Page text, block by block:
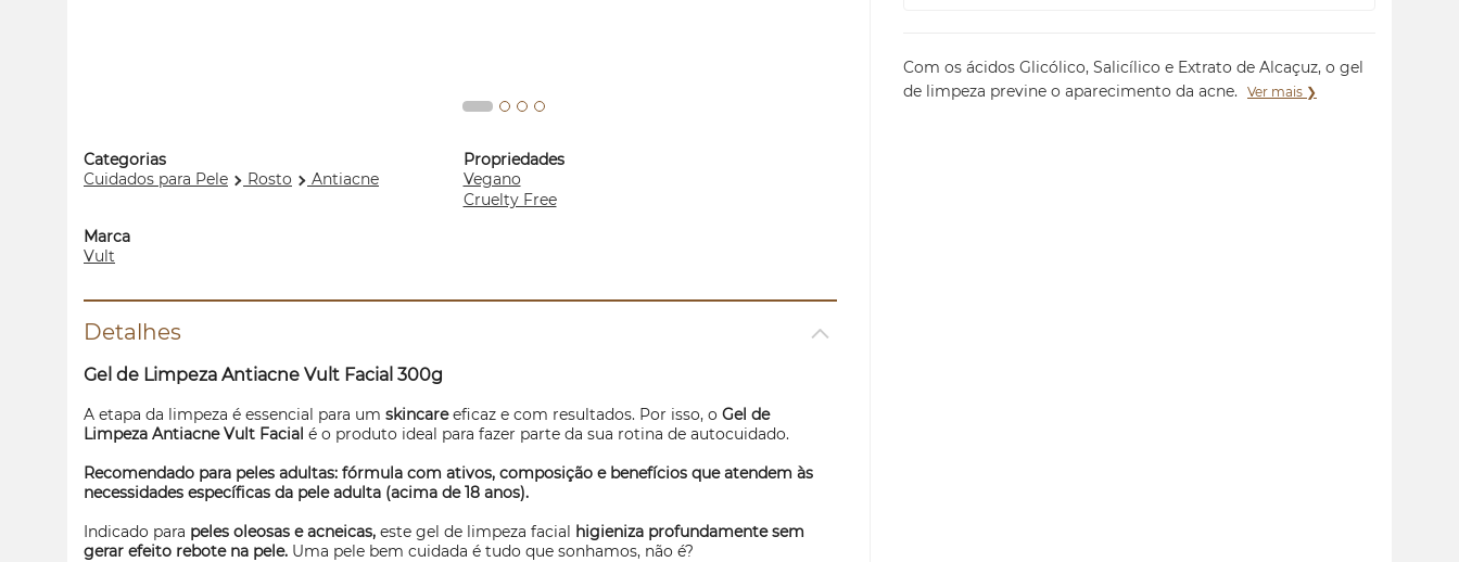
Com os ácidos Glicólico, Salicílico e Extrato de Alcaçuz, o gel
de limpeza previne o aparecimento da acne.
Ver mais ❯
Categorias
Cuidados para Pele
Rosto Antiacne
Propriedades
Vegano
Cruelty Free
Marca
Vult
Detalhes
Gel de Limpeza Antiacne Vult Facial 300g
A etapa da limpeza é essencial para um skincare eficaz e com resultados. Por isso, o Gel de
Limpeza Antiacne Vult Facial é o produto ideal para fazer parte da sua rotina de autocuidado.
Recomendado para peles adultas: fórmula com ativos, composição e benefícios que atendem às
necessidades específicas da pele adulta (acima de 18 anos).
Indicado para peles oleosas e acneicas, este gel de limpeza facial higieniza profundamente sem
gerar efeito rebote na pele. Uma pele bem cuidada é tudo que sonhamos, não é?